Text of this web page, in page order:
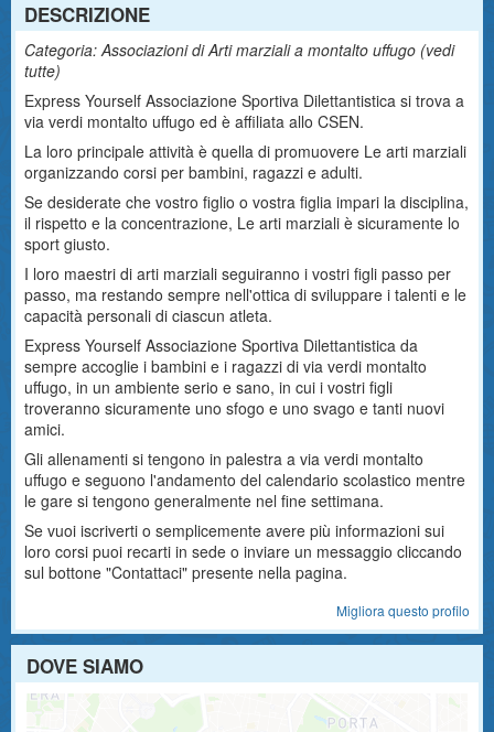
DESCRIZIONE
Categoria: Associazioni di Arti marziali a montalto uffugo (vedi
tutte)
Express Yourself Associazione Sportiva Dilettantistica si trova a
via verdi montalto uffugo ed è affiliata allo CSEN.
La loro principale attività è quella di promuovere Le arti marziali
organizzando corsi per bambini, ragazzi e adulti.
Se desiderate che vostro figlio o vostra figlia impari la disciplina,
il rispetto e la concentrazione, Le arti marziali è sicuramente lo
sport giusto.
I loro maestri di arti marziali seguiranno i vostri figli passo per
passo, ma restando sempre nell'ottica di sviluppare i talenti e le
capacità personali di ciascun atleta.
Express Yourself Associazione Sportiva Dilettantistica da
sempre accoglie i bambini e i ragazzi di via verdi montalto
uffugo, in un ambiente serio e sano, in cui i vostri figli
troveranno sicuramente uno sfogo e uno svago e tanti nuovi
amici.
Gli allenamenti si tengono in palestra a via verdi montalto
uffugo e seguono l'andamento del calendario scolastico mentre
le gare si tengono generalmente nel fine settimana.
Se vuoi iscriverti o semplicemente avere più informazioni sui
loro corsi puoi recarti in sede o inviare un messaggio cliccando
sul bottone "Contattaci" presente nella pagina.
Migliora questo profilo
DOVE SIAMO